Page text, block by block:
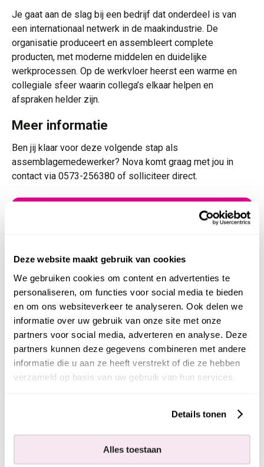
Deze website maakt gebruik van cookies
We gebruiken cookies om content en advertenties te
personaliseren, om functies voor social media te bieden
en om ons websiteverkeer te analyseren. Ook delen we
informatie over uw gebruik van onze site met onze
partners voor social media, adverteren en analyse. Deze
partners kunnen deze gegevens combineren met andere
informatie die u aan ze heeft verstrekt of die ze hebben
verzameld op basis van uw gebruik van hun services.
Details tonen
Alles toestaan
Je gaat aan de slag bij een bedrijf dat onderdeel is van
een internationaal netwerk in de maakindustrie. De
organisatie produceert en assembleert complete
producten, met moderne middelen en duidelijke
werkprocessen. Op de werkvloer heerst een warme en
collegiale sfeer waarin collega’s elkaar helpen en
afspraken helder zijn.
Meer informatie
Ben jij klaar voor deze volgende stap als
assemblagemedewerker? Nova komt graag met jou in
contact via 0573-256380 of solliciteer direct.
vacature met iemand uit jouw netwerk.
Deel via: LinkedInWhatsApp
Nu solliciteren
Solliciteren kan al binnen 2 minuten